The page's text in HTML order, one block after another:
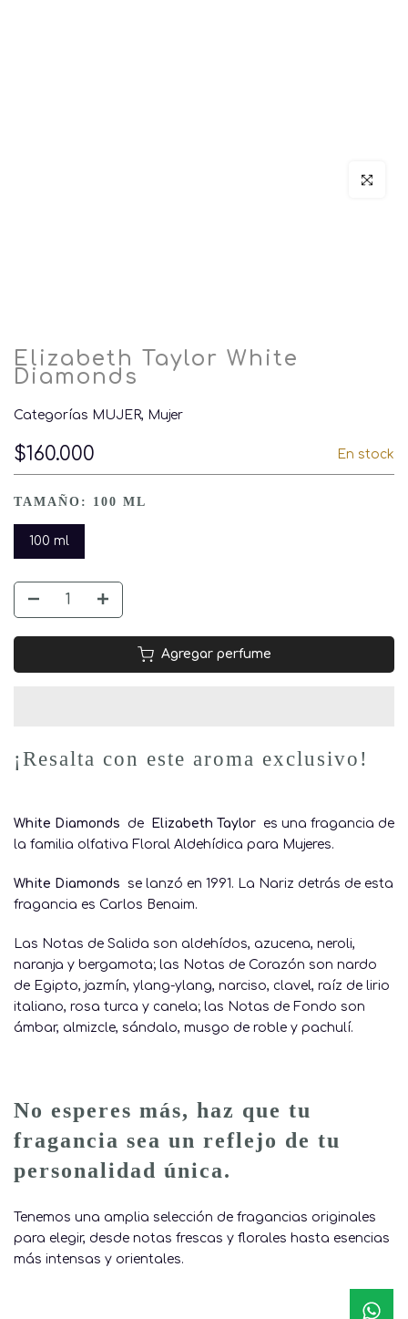
Click
Elizabeth Taylor White
Diamonds
Categorías MUJER Mujer
$160.000 En stock
TAMAÑO: 100 ML
100 ml
Agregar perfume
¡Resalta con este aroma exclusivo!
White Diamonds de Elizabeth Taylor es una fragancia de
la familia olfativa Floral Aldehídica para Mujeres.
White Diamonds
se lanzó en 1991. La Nariz detrás de esta
fragancia es Carlos Benaim.
Las Notas de Salida son aldehídos, azucena, neroli,
naranja y bergamota; las Notas de Corazón son nardo
de Egipto, jazmín, ylang-ylang, narciso, clavel, raíz de lirio
italiano, rosa turca y canela; las Notas de Fondo son
ámbar, almizcle, sándalo, musgo de roble y pachulí.
No esperes más, haz que tu
fragancia sea un reflejo de tu
personalidad única.
Tenemos una amplia selección de fragancias originales
para elegir, desde notas frescas y florales hasta esencias
más intensas y orientales.